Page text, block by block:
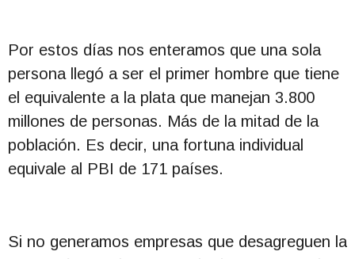
Por estos días nos enteramos que una sola
persona llegó a ser el primer hombre que tiene
el equivalente a la plata que manejan 3.800
millones de personas. Más de la mitad de la
población. Es decir, una fortuna individual
equivale al PBI de 171 países.
Si no generamos empresas que desagreguen la